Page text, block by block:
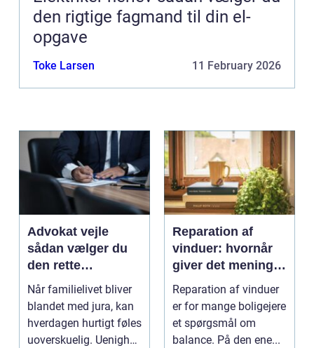
den rigtige fagmand til din el-
opgave
Toke Larsen 11 February 2026
Advokat vejle
sådan vælger du
den rette
familieretsadvokat
Når familielivet bliver
blandet med jura, kan
hverdagen hurtigt føles
uoverskuelig. Uenighed
Reparation af
vinduer: hvornår
giver det mening,
og hvad skal du
vælge?
Reparation af vinduer
er for mange boligejere
et spørgsmål om
balance. På den ene...